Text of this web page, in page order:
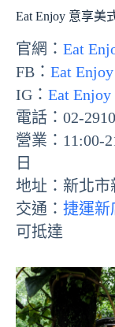
Eat Enjoy 意享美
官網： Eat
FB： Eat
IG： Eat
電話：02-
營業：11:00-
日
地址：新北市
交通： 捷運新
可抵達